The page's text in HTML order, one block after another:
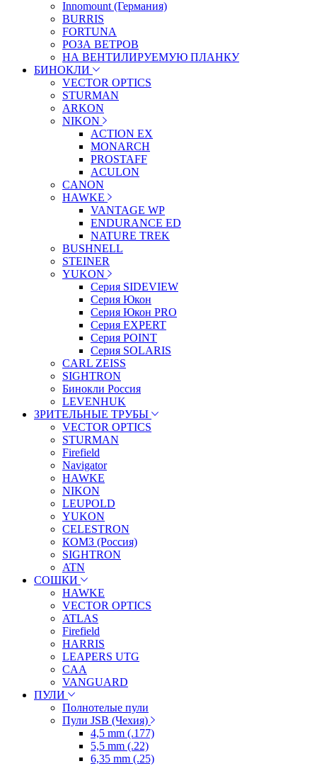
Innomount (Германия)
BURRIS
FORTUNA
РОЗА ВЕТРОВ
НА ВЕНТИЛИРУЕМУЮ ПЛАНКУ
БИНОКЛИ
VECTOR OPTICS
STURMAN
ARKON
NIKON
ACTION EX
MONARCH
PROSTAFF
ACULON
CANON
HAWKE
VANTAGE WP
ENDURANCE ED
NATURE TREK
BUSHNELL
STEINER
YUKON
Серия SIDEVIEW
Серия Юкон
Серия Юкон PRO
Серия EXPERT
Серия POINT
Серия SOLARIS
CARL ZEISS
SIGHTRON
Бинокли Россия
LEVENHUK
ЗРИТЕЛЬНЫЕ ТРУБЫ
VECTOR OPTICS
STURMAN
Firefield
Navigator
HAWKE
NIKON
LEUPOLD
YUKON
CELESTRON
КОМЗ (Россия)
SIGHTRON
ATN
СОШКИ
HAWKE
VECTOR OPTICS
ATLAS
Firefield
HARRIS
LEAPERS UTG
CAA
VANGUARD
ПУЛИ
Полнотелые пули
Пули JSB (Чехия)
4,5 mm (.177)
5,5 mm (.22)
6,35 mm (.25)